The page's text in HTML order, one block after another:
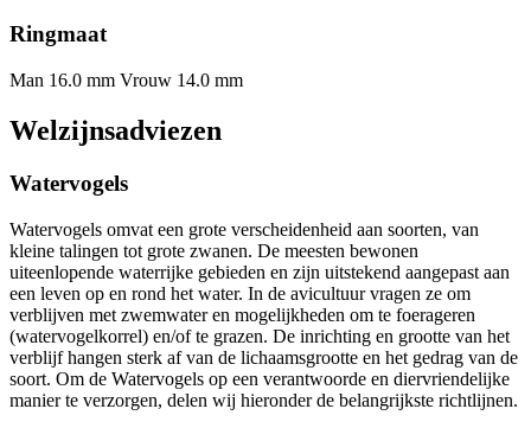
Ringmaat
Man 16.0 mm Vrouw 14.0 mm
Welzijnsadviezen
Watervogels
Watervogels omvat een grote verscheidenheid aan soorten, van
kleine talingen tot grote zwanen. De meesten bewonen
uiteenlopende waterrijke gebieden en zijn uitstekend aangepast aan
een leven op en rond het water. In de avicultuur vragen ze om
verblijven met zwemwater en mogelijkheden om te foerageren
(watervogelkorrel) en/of te grazen. De inrichting en grootte van het
verblijf hangen sterk af van de lichaamsgrootte en het gedrag van de
soort. Om de Watervogels op een verantwoorde en diervriendelijke
manier te verzorgen, delen wij hieronder de belangrijkste richtlijnen.